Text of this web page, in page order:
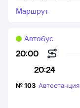
Маршрут
20:00
20:24
Автобус
№103 Автостанция